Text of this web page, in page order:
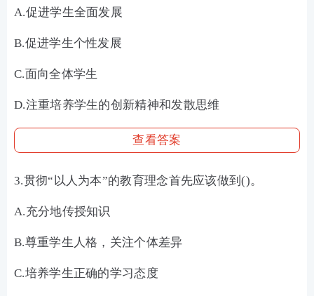
A.促进学生全面发展
B.促进学生个性发展
C.面向全体学生
D.注重培养学生的创新精神和发散思维
查看答案
3.贯彻“以人为本”的教育理念首先应该做到()。
A.充分地传授知识
B.尊重学生人格，关注个体差异
C.培养学生正确的学习态度